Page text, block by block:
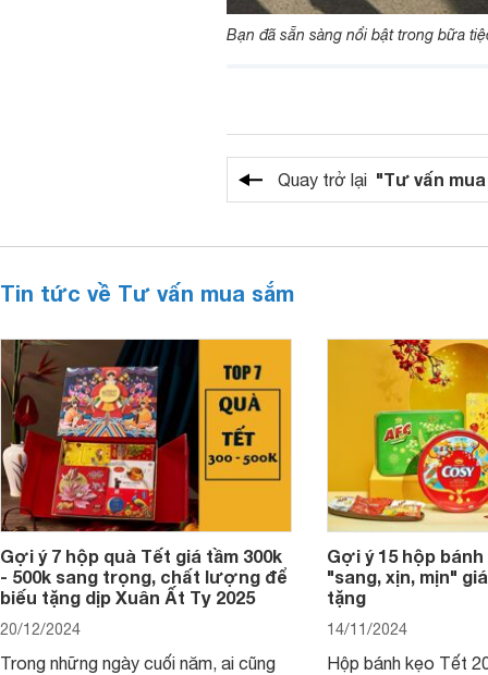
Bạn đã sẵn sàng nổi bật trong bữa
Quay trở lại "Tư vấn
Tin tức về Tư vấn mua sắm
Gợi ý 7 hộp quà Tết giá tầm 300k
- 500k sang trọng, chất lượng để
biếu tặng dịp Xuân Ất Tỵ 2025
20/12/2024
Trong những ngày cuối năm, ai cũng
Gợi ý 15 hộp
"sang, xịn, mịn"
tặng
14/11/2024
Hộp bánh kẹo Tết